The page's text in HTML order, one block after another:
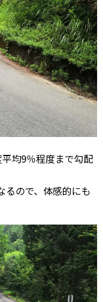
均9％程度まで勾配
るので、体感的にも